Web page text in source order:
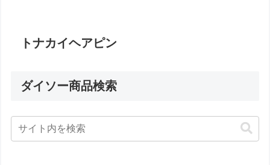
トナカイヘアピン
ダイソー商品検索